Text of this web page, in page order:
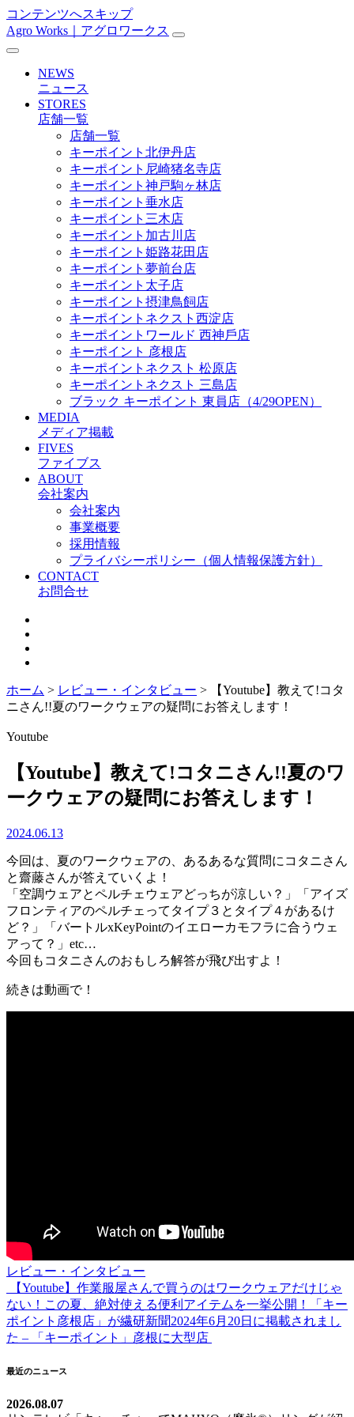
コンテンツへスキップ
メ
イ
Agro Works｜アグロワークス
NEWS
ニュース
STORES
店舗一覧
店舗一覧
キーポイント北伊丹店
キーポイント尼崎猪名寺店
キーポイント神戸駒ヶ林店
キーポイント垂水店
キーポイント三木店
キーポイント加古川店
キーポイント姫路花田店
キーポイント夢前台店
キーポイント太子店
キーポイント摂津鳥飼店
キーポイントネクスト西淀店
キーポイントワールド ⻄神戶店
キーポイント 彦根店
キーポイントネクスト 松原店
キーポイントネクスト 三島店
ブラック キーポイント 東員店（4/29OPEN）
MEDIA
メディア掲載
FIVES
ファイブス
ABOUT
会社案内
会社案内
事業概要
採用情報
プライバシーポリシー（個人情報保護方針）
CONTACT
お問合せ
ホーム > レビュー・インタビュー >
【Youtube】教えて!コタ
ニさん!!夏のワークウェアの疑問にお答えします！
Youtube
【Youtube】教えて!コタニさん!!夏のワ
ークウェアの疑問にお答えします！
2024.06.13
今回は、夏のワークウェアの、あるあるな質問にコタニさん
と齋藤さんが答えていくよ！
「空調ウェアとペルチェウェアどっちが涼しい？」「アイズ
フロンティアのペルチェってタイプ３とタイプ４があるけ
ど？」「バートルxKeyPointのイエローカモフラに合うウェ
アって？」etc…
今回もコタニさんのおもしろ解答が飛び出すよ！
続きは動画で！
レビュー・インタビュー
投
稿
ナ
ビ
【Youtube】作業服屋さんで買うのはワークウェアだけじゃ
ない！この夏、絶対使える便利アイテムを一挙公開！
「キー
ポイント彦根店」が繊研新聞2024年6月20日に掲載されまし
た – 「キーポイント」彦根に大型店
最近のニュース
2026.08.07